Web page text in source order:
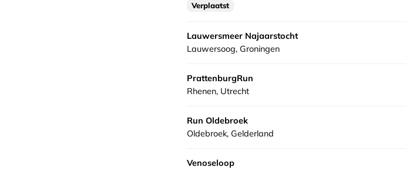
Verplaatst
Lauwersmeer Najaarstocht
Lauwersoog, Groningen
PrattenburgRun
Rhenen, Utrecht
Run Oldebroek
Oldebroek, Gelderland
Venoseloop